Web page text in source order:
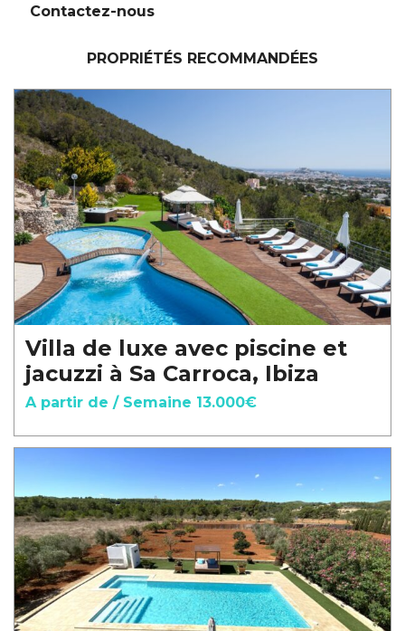
Contactez-nous
PROPRIÉTÉS RECOMMANDÉES
Villa de luxe avec piscine et
jacuzzi à Sa Carroca, Ibiza
A partir de / Semaine 13.000€